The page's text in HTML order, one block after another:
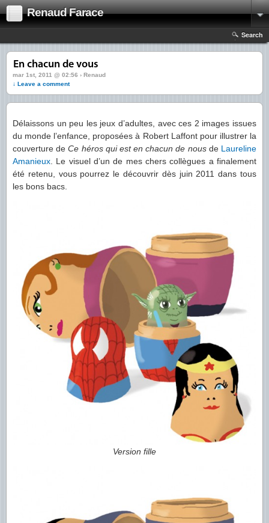
Renaud Farace
Search
mar 1st, 2011 @ 02:56 › Renaud
↓ Leave a comment
Délaissons un peu les jeux d’adultes, avec ces 2 images issues
du monde l’enfance, proposées à Robert Laffont pour illustrer la
couverture deCe héros qui est en chacun de nousde Laureline
Amanieux . Le visuel d’un de mes chers collègues a finalement
été retenu, vous pourrez le découvrir dès juin 2011 dans tous
les bons bacs.
Version fille